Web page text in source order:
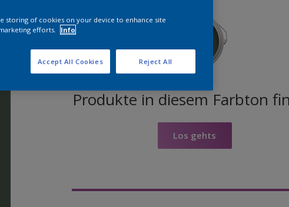
Produkte in diesem Farbton
Los gehts
storing of cookies on your device to enhance site
efforts.
Info
Reject All
Accept All Cookies